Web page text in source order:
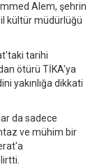
Alem, şehrin
kültür müdürlüğü
tarihi
ötürü TİKA'ya
yakınlığa dikkati
da sadece
ve mühim bir